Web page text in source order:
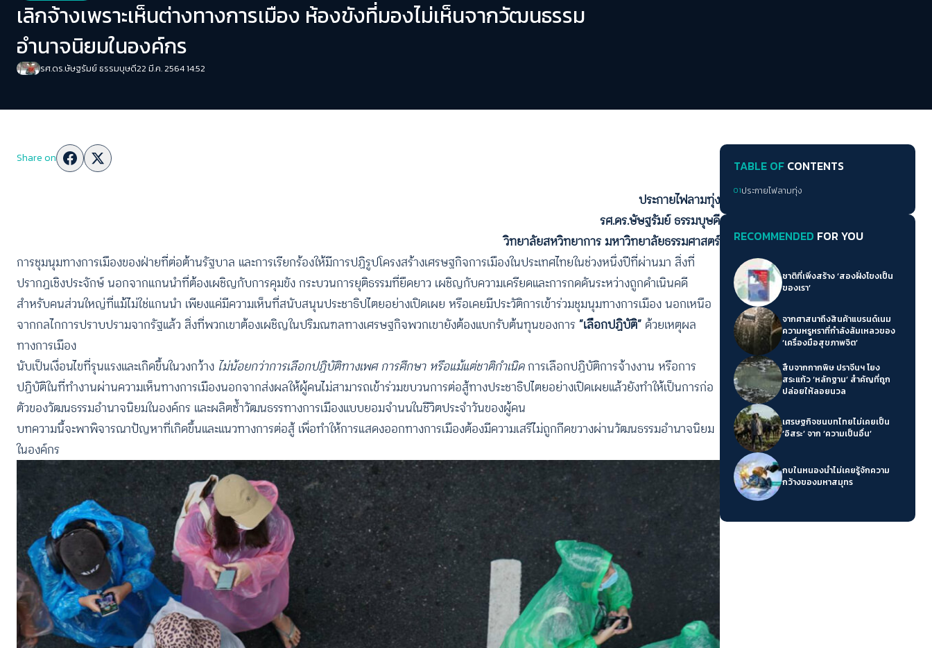
เลิกจ้างเพราะเห็นต่างทางการเมือง ห้องขังที่มองไม่เห็นจากวัฒนธรรม
อำนาจนิยมในองค์กร
รศ.ดร.ษัษฐรัมย์ ธรรมบุษดี22 มี.ค. 2564 14:52
Share on
ประกายไฟลามทุ่ง
รศ.ดร.ษัษฐรัมย์ ธรรมบุษดี
วิทยาลัยสหวิทยาการ มหาวิทยาลัยธรรมศาสตร์
การชุมนุมทางการเมืองของฝ่ายที่ต่อต้านรัฐบาล และการเรียกร้องให้มีการปฏิรูปโครงสร้างเศรษฐกิจการเมืองในประเทศไทยในช่วงหนึ่งปีที่ผ่านมา สิ่งที่
ปรากฏเชิงประจักษ์ นอกจากแกนนำที่ต้องเผชิญกับการคุมขัง กระบวนการยุติธรรมที่ยืดยาว เผชิญกับความเครียดและการกดดันระหว่างถูกดำเนินคดี
สำหรับคนส่วนใหญ่ที่แม้ไม่ใช่แกนนำ เพียงแค่มีความเห็นที่สนับสนุนประชาธิปไตยอย่างเปิดเผย หรือเคยมีประวัติการเข้าร่วมชุมนุมทางการเมือง นอกเหนือ
จากกลไกการปราบปรามจากรัฐแล้ว สิ่งที่พวกเขาต้องเผชิญในปริมณฑลทางเศรษฐกิจพวกเขายังต้องแบกรับต้นทุนของการ“เลือกปฏิบัติ” ด้วยเหตุผล
ทางการเมือง
นับเป็นเงื่อนไขที่รุนแรงและเกิดขึ้นในวงกว้าง ไม่น้อยกว่าการเลือกปฏิบัติทางเพศ การศึกษา หรือแม้แต่ชาติกำเนิดการเลือกปฏิบัติการจ้างงาน หรือการ
ปฏิบัติในที่ทำงานผ่านความเห็นทางการเมืองนอกจากส่งผลให้ผู้คนไม่สามารถเข้าร่วมขบวนการต่อสู้ทางประชาธิปไตยอย่างเปิดเผยแล้วยังทำให้เป็นการก่อ
ตัวของวัฒนธรรมอำนาจนิยมในองค์กร และผลิตซ้ำวัฒนธรรทางการเมืองแบบยอมจำนนในชีวิตประจำวันของผู้คน
บทความนี้จะพาพิจารณาปัญหาที่เกิดขึ้นและแนวทางการต่อสู้ เพื่อทำให้การแสดงออกทางการเมืองต้องมีความเสรีไม่ถูกกีดขวางผ่านวัฒนธรรมอำนาจนิยม
ในองค์กร
TABLE OF CONTENTS
01ประกายไฟลามทุ่ง
RECOMMENDED FOR YOU
ชาติที่เพิ่งสร้าง ‘สองฝั่งโขงเป็น
ของเรา’
จากศาสนาถึงสินค้าแบรนด์เนม
ความหรูหราที่กำลังล้มเหลวของ
‘เครื่องมือสุขภาพจิต’
สืบจากกากพิษ ปราจีนฯ โยง
สระแก้ว ‘หลักฐาน’ สำคัญที่ถูก
ปล่อยให้ลอยนวล
เศรษฐกิจชนบทไทยไม่เคยเป็น
‘อิสระ’ จาก ‘ความเป็นอื่น’
กบในหนองน้ำไม่เคยรู้จักความ
กว้างของมหาสมุทร